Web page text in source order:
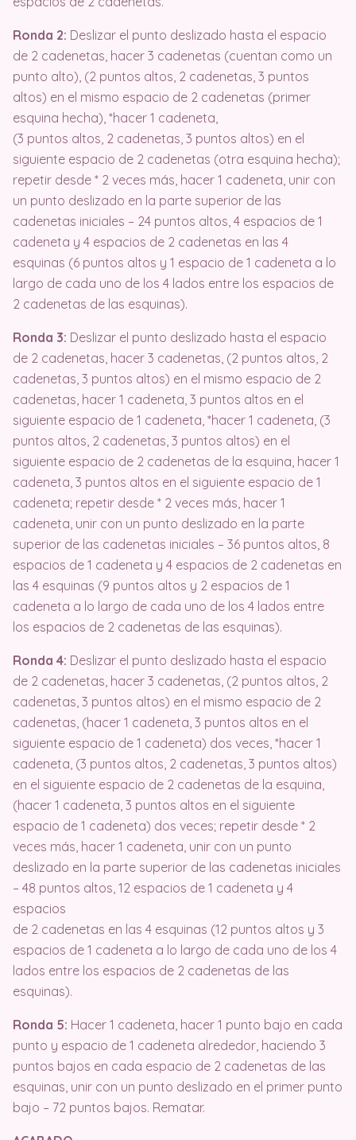
Ronda 2: Deslizar el punto deslizado hasta el espacio
de 2 cadenetas, hacer 3 cadenetas (cuentan como un
punto alto), (2 puntos altos, 2 cadenetas, 3 puntos
altos) en el mismo espacio de 2 cadenetas (primer
esquina hecha), *hacer 1 cadeneta,
(3 puntos altos, 2 cadenetas, 3 puntos altos) en el
siguiente espacio de 2 cadenetas (otra esquina hecha);
repetir desde * 2 veces más, hacer 1 cadeneta, unir con
un punto deslizado en la parte superior de las
cadenetas iniciales – 24 puntos altos, 4 espacios de 1
cadeneta y 4 espacios de 2 cadenetas en las 4
esquinas (6 puntos altos y 1 espacio de 1 cadeneta a lo
largo de cada uno de los 4 lados entre los espacios de
2 cadenetas de las esquinas).
Ronda 3: Deslizar el punto deslizado hasta el espacio
de 2 cadenetas, hacer 3 cadenetas, (2 puntos altos, 2
cadenetas, 3 puntos altos) en el mismo espacio de 2
cadenetas, hacer 1 cadeneta, 3 puntos altos en el
siguiente espacio de 1 cadeneta, *hacer 1 cadeneta, (3
puntos altos, 2 cadenetas, 3 puntos altos) en el
siguiente espacio de 2 cadenetas de la esquina, hacer 1
cadeneta, 3 puntos altos en el siguiente espacio de 1
cadeneta; repetir desde * 2 veces más, hacer 1
cadeneta, unir con un punto deslizado en la parte
superior de las cadenetas iniciales – 36 puntos altos, 8
espacios de 1 cadeneta y 4 espacios de 2 cadenetas en
las 4 esquinas (9 puntos altos y 2 espacios de 1
cadeneta a lo largo de cada uno de los 4 lados entre
los espacios de 2 cadenetas de las esquinas).
Ronda 4: Deslizar el punto deslizado hasta el espacio
de 2 cadenetas, hacer 3 cadenetas, (2 puntos altos, 2
cadenetas, 3 puntos altos) en el mismo espacio de 2
cadenetas, (hacer 1 cadeneta, 3 puntos altos en el
siguiente espacio de 1 cadeneta) dos veces, *hacer 1
cadeneta, (3 puntos altos, 2 cadenetas, 3 puntos altos)
en el siguiente espacio de 2 cadenetas de la esquina,
(hacer 1 cadeneta, 3 puntos altos en el siguiente
espacio de 1 cadeneta) dos veces; repetir desde * 2
veces más, hacer 1 cadeneta, unir con un punto
deslizado en la parte superior de las cadenetas iniciales
– 48 puntos altos, 12 espacios de 1 cadeneta y 4
espacios
de 2 cadenetas en las 4 esquinas (12 puntos altos y 3
espacios de 1 cadeneta a lo largo de cada uno de los 4
lados entre los espacios de 2 cadenetas de las
esquinas).
Ronda 5: Hacer 1 cadeneta, hacer 1 punto bajo en cada
punto y espacio de 1 cadeneta alrededor, haciendo 3
puntos bajos en cada espacio de 2 cadenetas de las
esquinas, unir con un punto deslizado en el primer punto
bajo – 72 puntos bajos. Rematar.